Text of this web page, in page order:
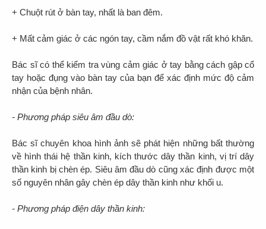
+ Chuột rút ở bàn tay, nhất là ban đêm.
+ Mất cảm giác ở các ngón tay, cầm nắm đồ vật rất khó khăn.
Bác sĩ có thể kiểm tra vùng cảm giác ở tay bằng cách gập cổ
tay hoặc đụng vào bàn tay của bạn để xác định mức độ cảm
nhận của bệnh nhân.
- Phương pháp siêu âm đầu dò:
Bác sĩ chuyên khoa hình ảnh sẽ phát hiện những bất thường
về hình thái hệ thần kinh, kích thước dây thần kinh, vị trí dây
thần kinh bị chèn ép. Siêu âm đầu dò cũng xác định được một
số nguyên nhân gây chèn ép dây thần kinh như khối u.
- Phương pháp điện dây thần kinh: